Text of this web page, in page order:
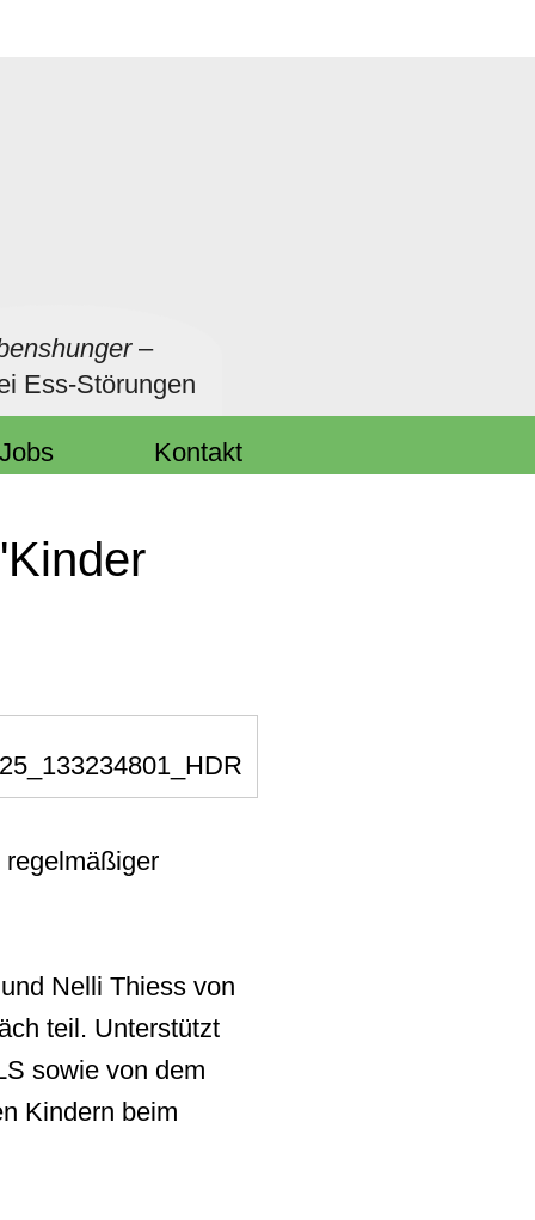
Kontakt
–
Ess-Störungen
Nelli Thiess von
teil. Unterstützt
sowie von dem
Kindern beim